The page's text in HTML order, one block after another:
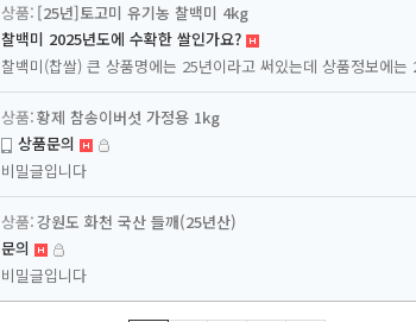
[25년]토고미 유기농 찰백미 4kg
찰백미 2025년도에 수확한 쌀인가요?
황제 참송이버섯 가정용 1kg
상품문의
비밀글입니다
강원도 화천 국산 들깨(25년산)
문의
비밀글입니다